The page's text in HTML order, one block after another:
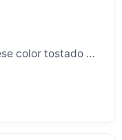
color tostado …